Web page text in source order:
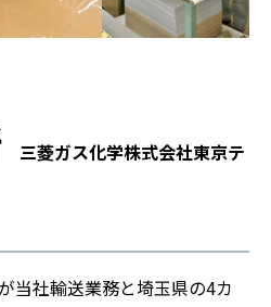
三菱ガス化学株式会社東京テ
当社輸送業務と埼玉県の4カ